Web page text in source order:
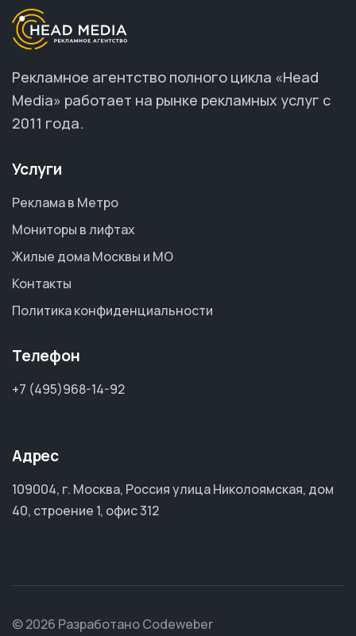
Рекламное агентство полного цикла «Head
Media» работает на рынке рекламных услуг с
2011 года.
Услуги
Реклама в Метро
Мониторы в лифтах
Жилые дома Москвы и МО
Контакты
Политика конфиденциальности
Телефон
+7 (495)968-14-92
Адрес
109004, г. Москва, Россия улица Николоямская, дом
40, строение 1, офис 312
© 2026 Разработано Codeweber